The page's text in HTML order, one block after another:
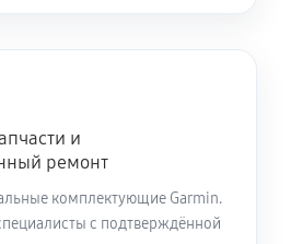
и
ремонт
комплектующие Garmin.
с подтверждённой